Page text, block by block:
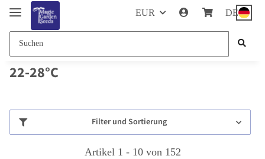
EUR DE
22-28°C
Filter und Sortierung
Artikel 1 - 10 von 152